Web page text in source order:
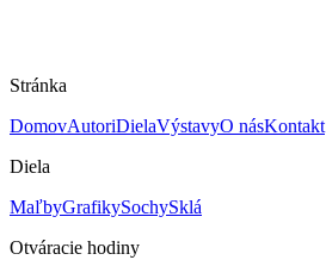
Stránka
DomovAutoriDielaVýstavyO násKontakt
Diela
MaľbyGrafikySochySklá
Otváracie hodiny